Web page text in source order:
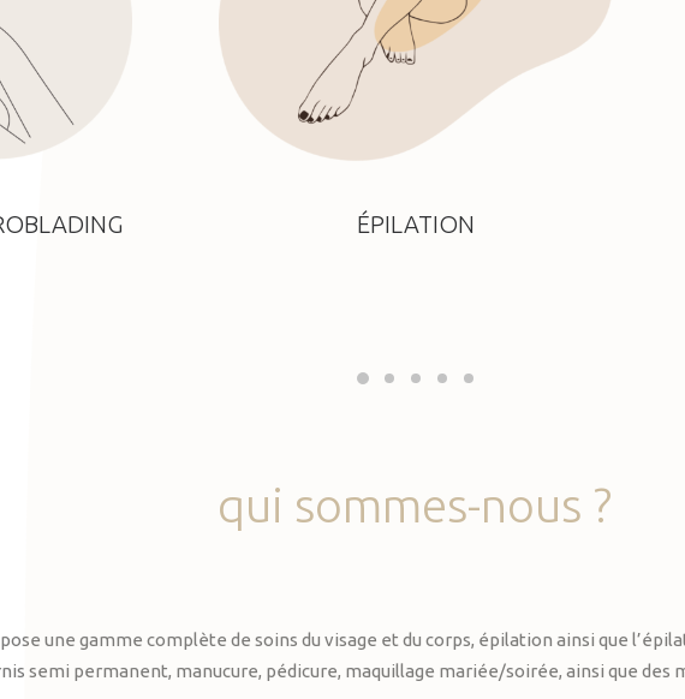
ÉPILATION
qui sommes-nous ?
une gamme complète de soins du visage et du corps, épilation ainsi que
semi permanent, manucure, pédicure, maquillage mariée/soirée, ainsi que des